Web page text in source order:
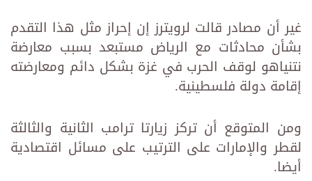
غير أن مصادر قالت لرويترز إن إحراز مثل هذا التقدم
بشأن محادثات مع الرياض مستبعد بسبب معارضة
نتنياهو لوقف الحرب في غزة بشكل دائم ومعارضته
إقامة دولة فلسطينية.
ومن المتوقع أن تركز زيارتا ترامب الثانية والثالثة
لقطر والإمارات على الترتيب على مسائل اقتصادية
أيضا.